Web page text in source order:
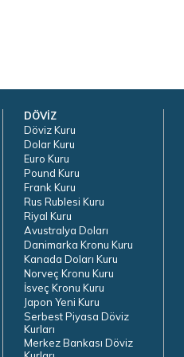
DÖVİZ
Döviz Kuru
Dolar Kuru
Euro Kuru
Pound Kuru
Frank Kuru
Rus Rublesi Kuru
Riyal Kuru
Avustralya Doları
Danimarka Kronu Kuru
Kanada Doları Kuru
Norveç Kronu Kuru
İsveç Kronu Kuru
Japon Yeni Kuru
Serbest Piyasa Döviz
Kurları
Merkez Bankası Döviz